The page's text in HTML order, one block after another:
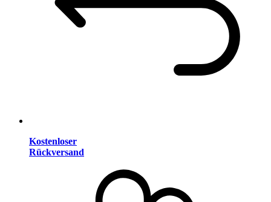
Kostenloser
Rückversand